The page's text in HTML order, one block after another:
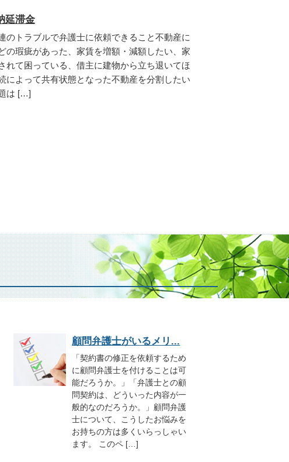
延滞金
のトラブルで弁護士に依頼できること不動産に
の瑕疵があった、家賃を増額・減額したい、家
れて困っている、借主に建物から立ち退いてほ
によって共有状態となった不動産を分割したい
は […]
顧問弁護士がいるメリ...
「契約書の修正を依頼するため
に顧問弁護士を付けることは可
能だろうか。」「弁護士との顧
問契約は、どういった内容が一
般的なのだろうか。」顧問弁護
士について、こうしたお悩みを
お持ちの方は多くいらっしゃい
ます。 このペ […]